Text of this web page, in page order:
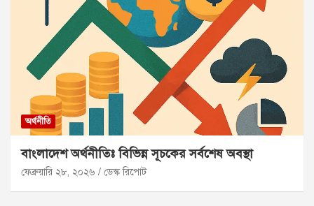
অর্থনীতি
বাংলাদেশ অর্থনীতিঃ বিভিন্ন সূচকের সর্বশেষ অবস্থা
ফেব্রুয়ারি ২৮, ২০২৬ ডেস্ক রিপোট